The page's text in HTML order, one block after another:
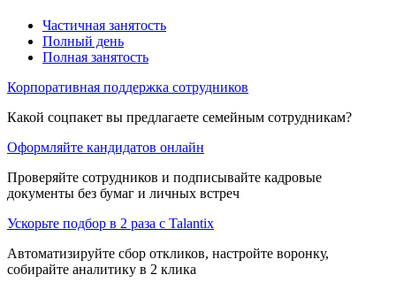
Частичная занятость
Полный день
Полная занятость
Корпоративная поддержка сотрудников
Какой соцпакет вы предлагаете семейным сотрудникам?
Оформляйте кандидатов онлайн
Проверяйте сотрудников и подписывайте кадровые
документы без бумаг и личных встреч
Ускорьте подбор в 2 раза с Talantix
Автоматизируйте сбор откликов, настройте воронку,
собирайте аналитику в 2 клика